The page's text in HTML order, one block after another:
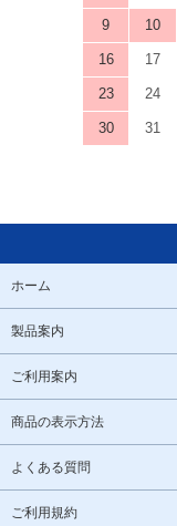
9 10
16 17
23 24
30
31
ホーム
製品案内
ご利用案内
商品の表示方法
よくある質問
ご利用規約